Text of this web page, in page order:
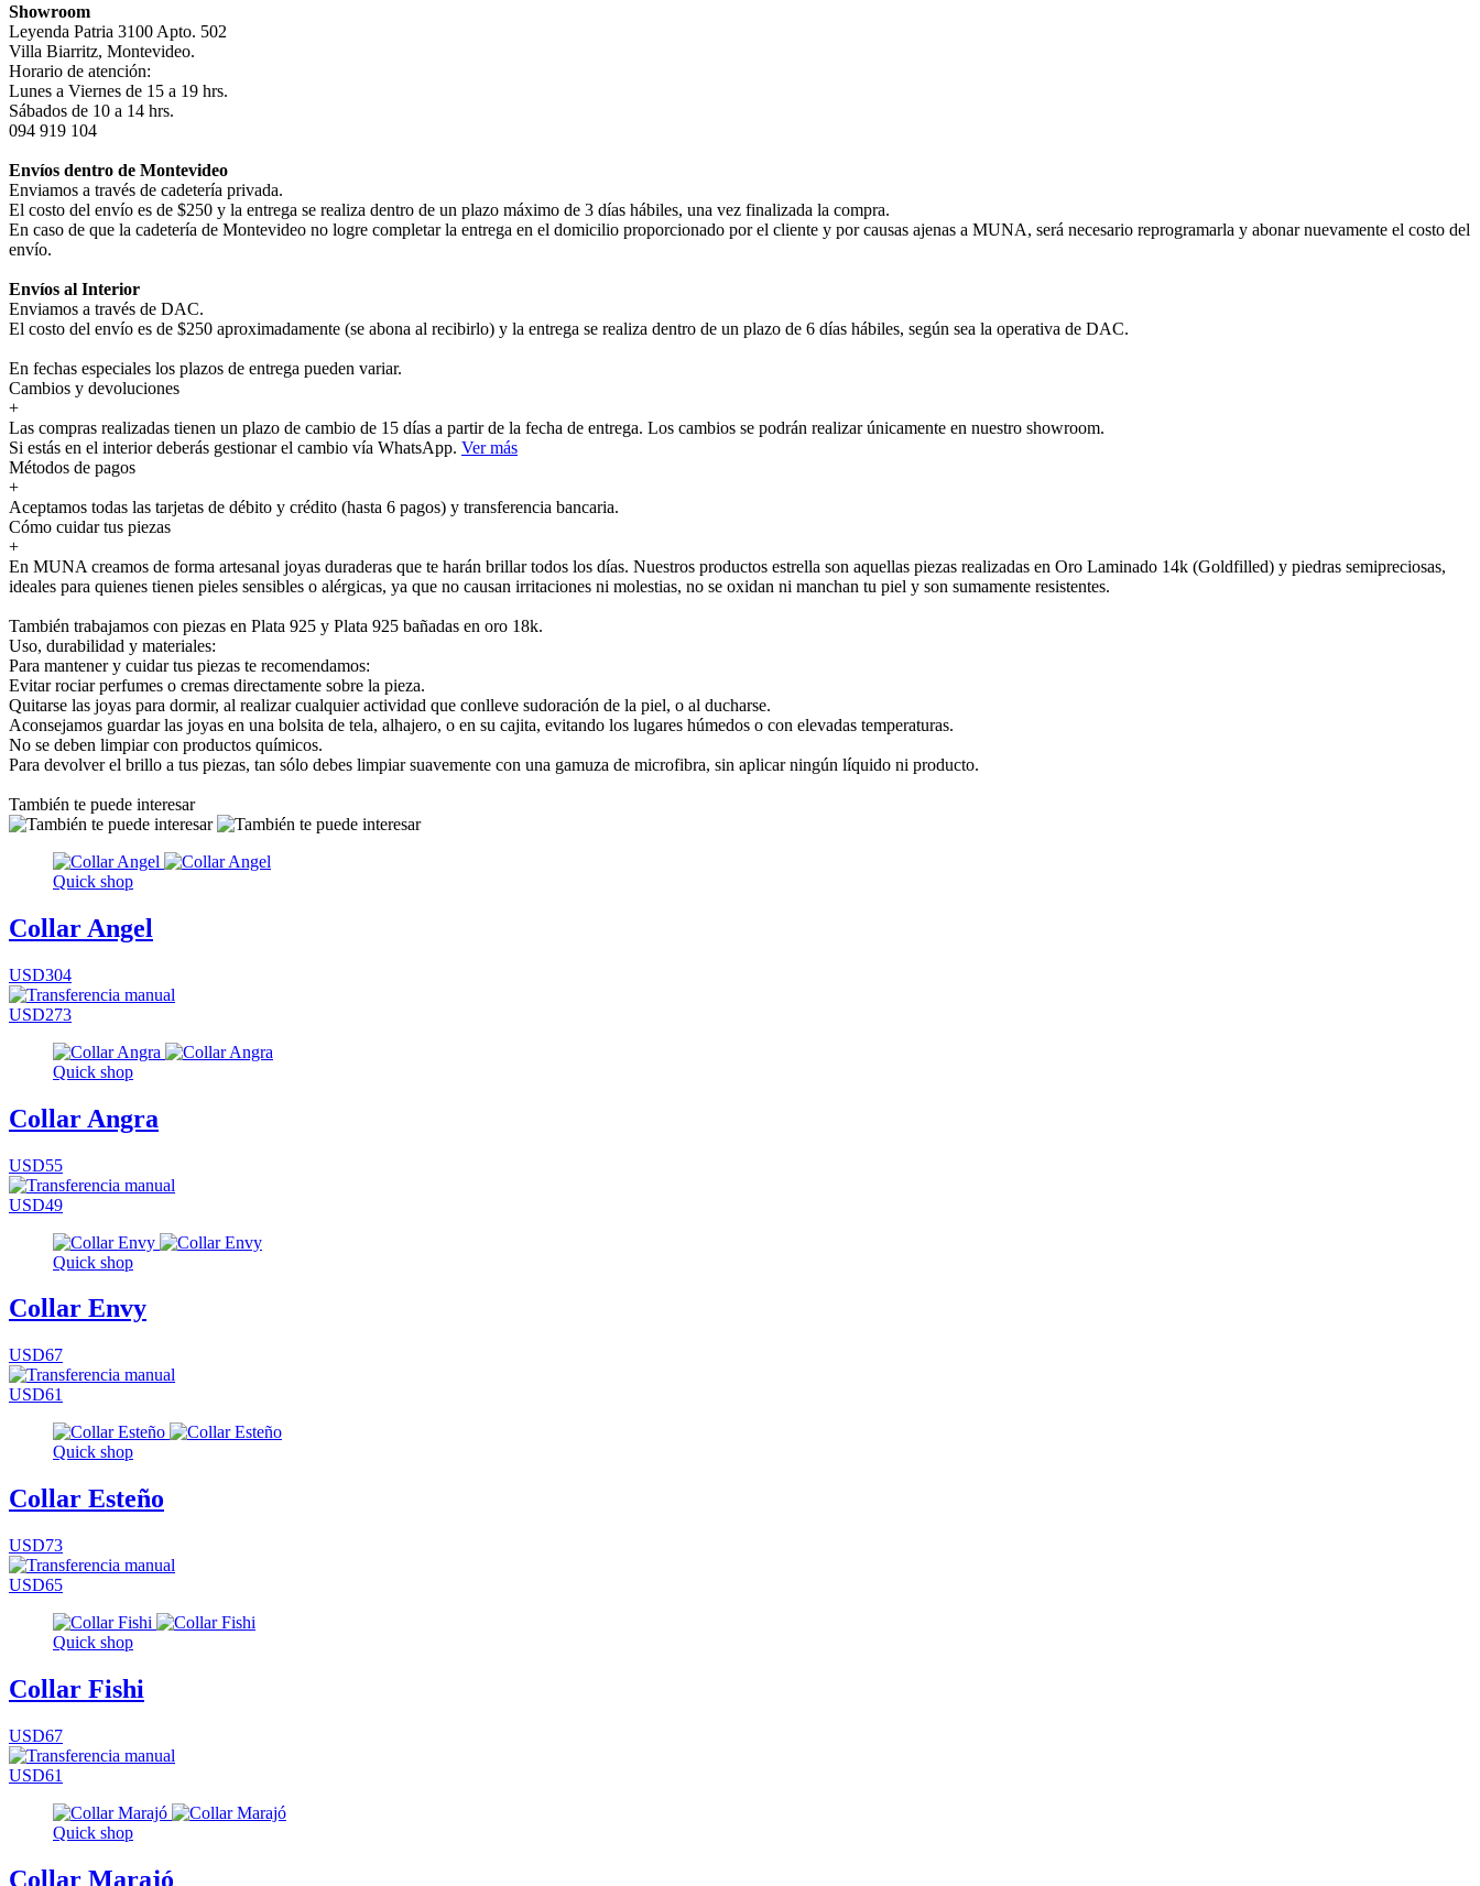
Showroom
Leyenda Patria 3100 Apto. 502
Villa Biarritz, Montevideo.
Horario de atención:
Lunes a Viernes de 15 a 19 hrs.
Sábados de 10 a 14 hrs.
094 919 104
Envíos dentro de Montevideo
Enviamos a través de cadetería privada.
El costo del envío es de $250 y la entrega se realiza dentro de un plazo máximo de 3 días hábiles, una vez finalizada la compra.
En caso de que la cadetería de Montevideo no logre completar la entrega en el domicilio proporcionado por el cliente y por causas ajenas a MUNA, será necesario reprogramarla y abonar nuevamente el costo del
envío.
Envíos al Interior
Enviamos a través de DAC.
El costo del envío es de $250 aproximadamente (se abona al recibirlo) y la entrega se realiza dentro de un plazo de 6 días hábiles, según sea la operativa de DAC.
En fechas especiales los plazos de entrega pueden variar.
Cambios y devoluciones
+
Las compras realizadas tienen un plazo de cambio de 15 días a partir de la fecha de entrega. Los cambios se podrán realizar únicamente en nuestro showroom.
Si estás en el interior deberás gestionar el cambio vía WhatsApp. Ver más
Métodos de pagos
+
Aceptamos todas las tarjetas de débito y crédito (hasta 6 pagos) y transferencia bancaria.
Cómo cuidar tus piezas
+
En MUNA creamos de forma artesanal joyas duraderas que te harán brillar todos los días. Nuestros productos estrella son aquellas piezas realizadas en Oro Laminado 14k (Goldfilled) y piedras semipreciosas,
ideales para quienes tienen pieles sensibles o alérgicas, ya que no causan irritaciones ni molestias, no se oxidan ni manchan tu piel y son sumamente resistentes.
También trabajamos con piezas en Plata 925 y Plata 925 bañadas en oro 18k.
Uso, durabilidad y materiales:
Para mantener y cuidar tus piezas te recomendamos:
Evitar rociar perfumes o cremas directamente sobre la pieza.
Quitarse las joyas para dormir, al realizar cualquier actividad que conlleve sudoración de la piel, o al ducharse.
Aconsejamos guardar las joyas en una bolsita de tela, alhajero, o en su cajita, evitando los lugares húmedos o con elevadas temperaturas.
No se deben limpiar con productos químicos.
Para devolver el brillo a tus piezas, tan sólo debes limpiar suavemente con una gamuza de microfibra, sin aplicar ningún líquido ni producto.
También te puede interesar
Quick shop
Collar Angel
USD304
USD273
Quick shop
Collar Angra
USD55
USD49
Quick shop
Collar Envy
USD67
USD61
Quick shop
Collar Esteño
USD73
USD65
Quick shop
Collar Fishi
USD67
USD61
Quick shop
Collar Marajó